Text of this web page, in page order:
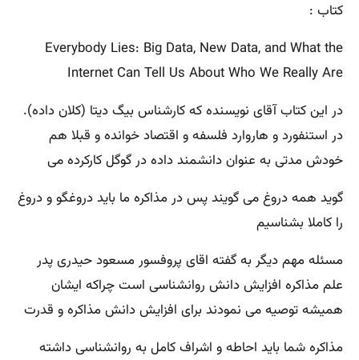
کتاب :
Everybody Lies: Big Data, New Data, and What the
Internet Can Tell Us About Who We Really Are
در این کتاب آقای نویسنده که کارشناس بیگ دیتا (کلان داده).
در استنفورد و هاروارد فلسفه و اقتصاد خوانده و قبلا هم
خودش مدتی به عنوان دانشمند داده در گوگل کارکرده می
گوید همه دروغ می گویند پس در مذاکره ما باید دروغگو و دروغ
را کاملا بشناسیم
مسئله مهم دیگر به گفته اقای پروفسور مسعود حیدری پدر
علم مذاکره افزایش دانش روانشناسی است چراکه ایشان
همیشه توصیه می نمودند برای افزایش دانش مذاکره و قدرت
مذاکره شما باید احاطه و اشراف کامل به روانشناسی داشته